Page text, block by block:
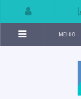
МЕНЮ